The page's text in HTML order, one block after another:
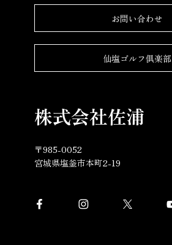
お問い合わせ
仙塩ゴルフ倶楽部
株式会社佐浦
〒985-0052
宮城県塩釜市本町2-19